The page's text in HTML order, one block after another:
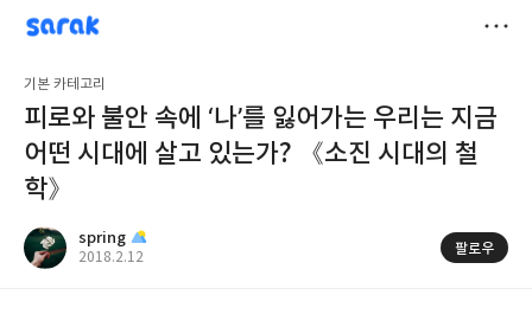
sarak
spring
기본 카테고리
피로와 불안 속에 ‘나’를 잃어가는 우리는 지금
어떤 시대에 살고 있는가? 《소진 시대의 철
학》
spring
작
2018.2.12
팔로우